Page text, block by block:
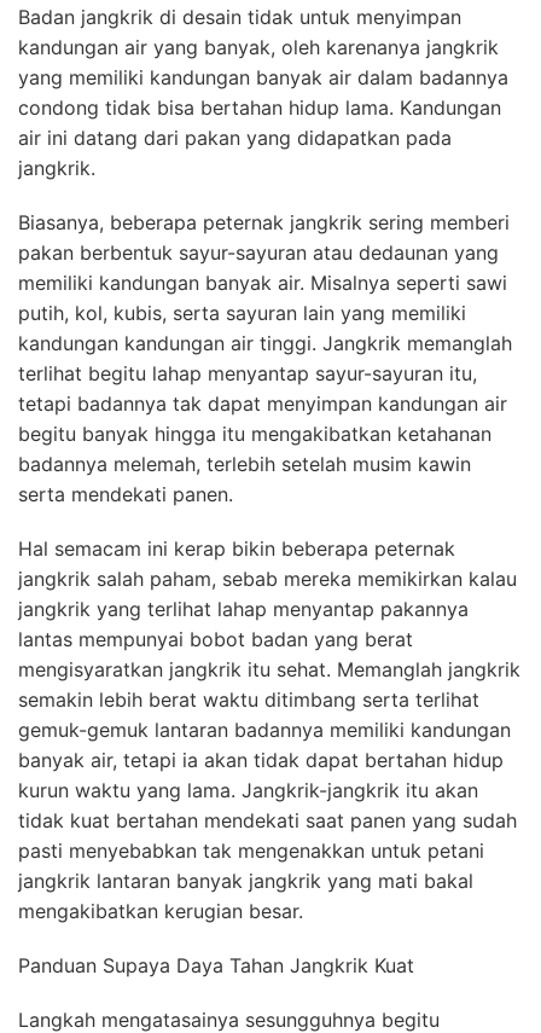
Badan jangkrik di desain tidak untuk menyimpan
kandungan air yang banyak, oleh karenanya jangkrik
yang memiliki kandungan banyak air dalam badannya
condong tidak bisa bertahan hidup lama. Kandungan
air ini datang dari pakan yang didapatkan pada
jangkrik.
Biasanya, beberapa peternak jangkrik sering memberi
pakan berbentuk sayur-sayuran atau dedaunan yang
memiliki kandungan banyak air. Misalnya seperti sawi
putih, kol, kubis, serta sayuran lain yang memiliki
kandungan kandungan air tinggi. Jangkrik memanglah
terlihat begitu lahap menyantap sayur-sayuran itu,
tetapi badannya tak dapat menyimpan kandungan air
begitu banyak hingga itu mengakibatkan ketahanan
badannya melemah, terlebih setelah musim kawin
serta mendekati panen.
Hal semacam ini kerap bikin beberapa peternak
jangkrik salah paham, sebab mereka memikirkan kalau
jangkrik yang terlihat lahap menyantap pakannya
lantas mempunyai bobot badan yang berat
mengisyaratkan jangkrik itu sehat. Memanglah jangkrik
semakin lebih berat waktu ditimbang serta terlihat
gemuk-gemuk lantaran badannya memiliki kandungan
banyak air, tetapi ia akan tidak dapat bertahan hidup
kurun waktu yang lama. Jangkrik-jangkrik itu akan
tidak kuat bertahan mendekati saat panen yang sudah
pasti menyebabkan tak mengenakkan untuk petani
jangkrik lantaran banyak jangkrik yang mati bakal
mengakibatkan kerugian besar.
Panduan Supaya Daya Tahan Jangkrik Kuat
Langkah mengatasainya sesungguhnya begitu